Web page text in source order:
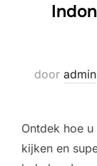
door admin
Ontdek hoe
kijken en